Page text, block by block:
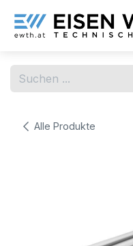
Alle Produkte